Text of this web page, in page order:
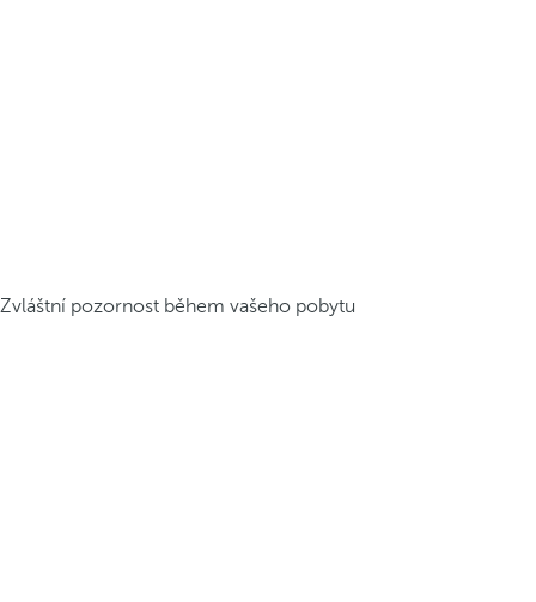
Zvláštní pozornost během vašeho pobytu